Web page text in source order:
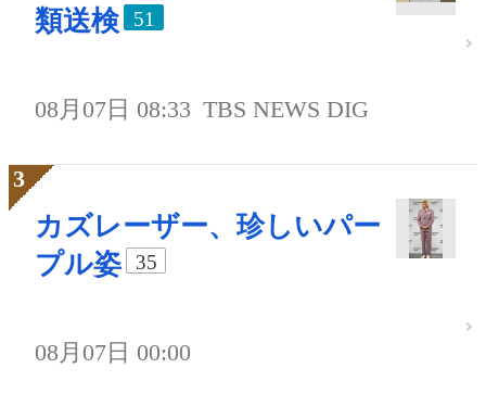
類送検
51
08月07日 08:33 TBS NEWS DIG
カズレーザー、珍しいパー
プル姿
35
08月07日 00:00